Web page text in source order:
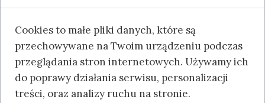
Bożego Narodzenia! Z tej okazji
zapraszamy was na Jarmark
Bożonarodzeniowy, który odbędzie
się 8 grudnia w Parku Gminnym w
Olszewie-Borkach!
Parterem wydarzenia jest Samorząd
Cookies to małe pliki danych, które są
przechowywane na Twoim urządzeniu podczas
przeglądania stron internetowych. Używamy ich
do poprawy działania serwisu, personalizacji
treści, oraz analizy ruchu na stronie.